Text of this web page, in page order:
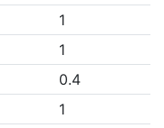
1
1
0.4
1